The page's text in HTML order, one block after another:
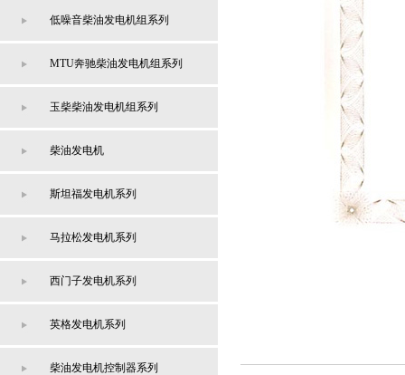
低噪音柴油发电机组系列
MTU奔驰柴油发电机组系列
玉柴柴油发电机组系列
柴油发电机
斯坦福发电机系列
马拉松发电机系列
西门子发电机系列
英格发电机系列
柴油发电机控制器系列